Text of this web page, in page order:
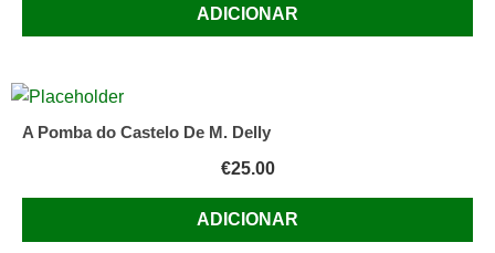
ADICIONAR
A Pomba do Castelo De M. Delly
€25.00
ADICIONAR